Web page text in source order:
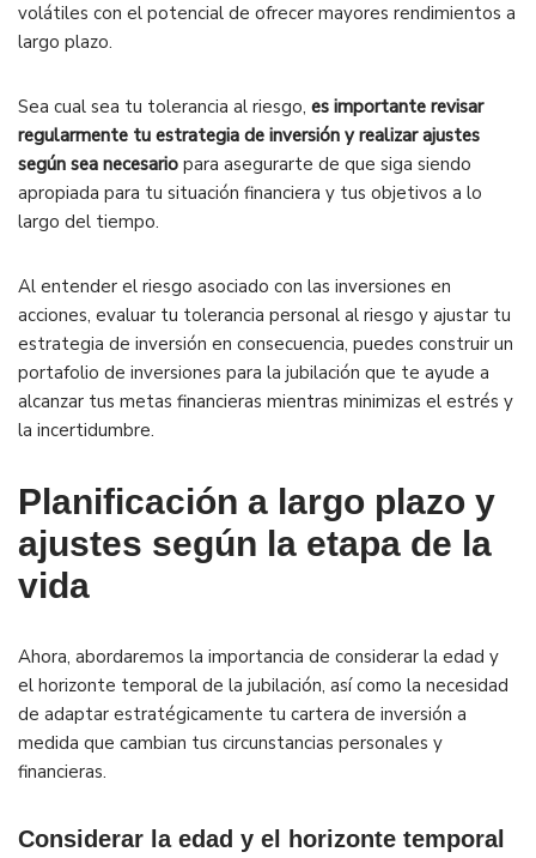
volátiles con el potencial de ofrecer mayores rendimientos a
largo plazo.
Sea cual sea tu tolerancia al riesgo, es importante revisar
regularmente tu estrategia de inversión y realizar ajustes
según sea necesario para asegurarte de que siga siendo
apropiada para tu situación financiera y tus objetivos a lo
largo del tiempo.
Al entender el riesgo asociado con las inversiones en
acciones, evaluar tu tolerancia personal al riesgo y ajustar tu
estrategia de inversión en consecuencia, puedes construir un
portafolio de inversiones para la jubilación que te ayude a
alcanzar tus metas financieras mientras minimizas el estrés y
la incertidumbre.
Planificación a largo plazo y
ajustes según la etapa de la
vida
Ahora, abordaremos la importancia de considerar la edad y
el horizonte temporal de la jubilación, así como la necesidad
de adaptar estratégicamente tu cartera de inversión a
medida que cambian tus circunstancias personales y
financieras.
Considerar la edad y el horizonte temporal